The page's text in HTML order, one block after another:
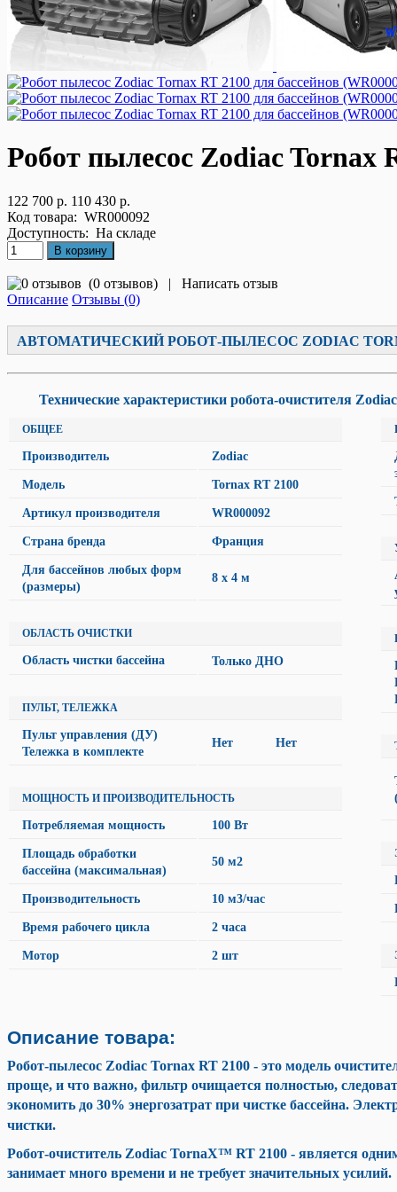
Робот пылесос Zodiac Tornax
122 700 р. 110 430 р.
Код товара: WR000092
Доступность: На складе
(0 отзывов) |
Написать отзыв
Описание Отзывы (0)
АВТОМАТИЧЕСКИЙ РОБОТ-ПЫЛЕСОС ZODIAC
Технические характеристики робота-очистителя
ОБЩЕЕ
Производитель Zodiac
Модель Tornax RT 2100
Артикул производителя WR000092
Страна бренда Франция
Для бассейнов любых форм
(размеры)
8 х 4 м
ОБЛАСТЬ ОЧИСТКИ
Область чистки бассейна Только ДНО
ПУЛЬТ, ТЕЛЕЖКА
Пульт управления (ДУ)
Тележка в комплекте
Нет Нет
МОЩНОСТЬ И ПРОИЗВОДИТЕЛЬНОСТЬ
Потребляемая мощность 100 Вт
Площадь обработки
бассейна (максимальная)
50 м2
Производительность 10 м3/час
Время рабочего цикла 2 часа
Мотор 2 шт
Описание товара:
Робот-пылесос Zodiac Tornax RT 2100 - это модель
проще, и что важно, фильтр очищается полностью,
экономить до 30% энергозатрат при чистке бассейна.
чистки.
Робот-очиститель Zodiac TornaX™ RT 2100 - является
занимает много времени и не требует значительных усилий.